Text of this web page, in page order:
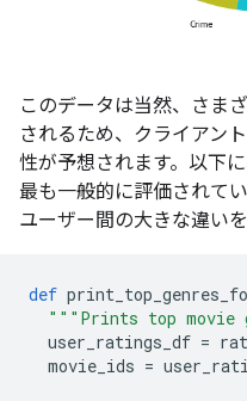
このデータは当然、さま
されるため、クライアン
性が予想されます。以下
最も一般的に評価されて
ユーザー間の大きな違いを
def
"""Prints top movie
user_ratings_df =
movie_ids =